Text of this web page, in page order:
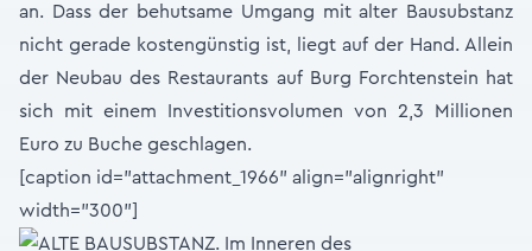
an. Dass der behutsame Umgang mit alter Bausubstanz
nicht gerade kostengünstig ist, liegt auf der Hand. Allein
der Neubau des Restaurants auf Burg Forchtenstein hat
sich mit einem Investitionsvolumen von 2,3 Millionen
Euro zu Buche geschlagen.
[caption id="attachment_1966" align="alignright"
width="300"]